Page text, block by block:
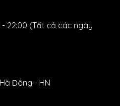
- 22:00 (Tất cả các ngày
Đông - HN